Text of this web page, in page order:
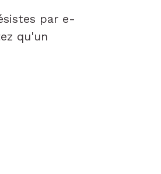
par e-
qu'un